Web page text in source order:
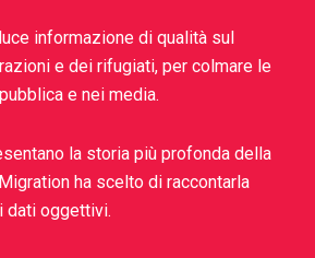
informazione di qualità sul
e dei rifugiati, per colmare le
e nei media.
la storia più profonda della
ha scelto di raccontarla
dati oggettivi.